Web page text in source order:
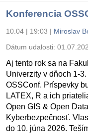
Konferencia
10.04 | 19:03 | Miroslav
Dátum udalosti:
Aj tento rok sa na
Univerzity v dňoch 1-
OSSConf. Príspevky
LATEX, R a ich
Open GIS & Open
Kyberbezpečnosť.
do 10. júna 2026.